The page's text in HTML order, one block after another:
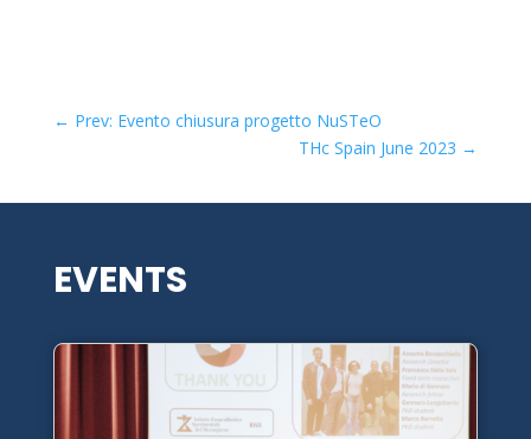
← Prev: Evento chiusura progetto NuSTeO
THc Spain June 2023 →
EVENTS